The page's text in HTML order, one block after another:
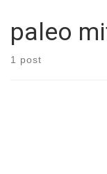
paleo
1 post